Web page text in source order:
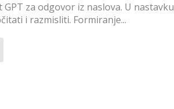
GPT za odgovor iz naslova. U nastavku
i razmisliti. Formiranje...